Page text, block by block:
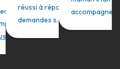
pour
notre
réussi à répondre à mes
demandes s...
accompagne...